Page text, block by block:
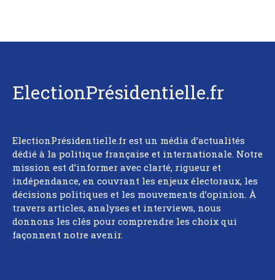
ElectionPrésidentielle.fr
ElectionPrésidentielle.fr est un média d’actualités
dédié à la politique française et internationale. Notre
mission est d’informer avec clarté, rigueur et
indépendance, en couvrant les enjeux électoraux, les
décisions politiques et les mouvements d’opinion. À
travers articles, analyses et interviews, nous
donnons les clés pour comprendre les choix qui
façonnent notre avenir.